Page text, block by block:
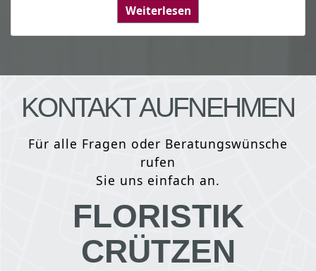
Weiterlesen
KONTAKT AUFNEHMEN
Für alle Fragen oder Beratungswünsche
rufen
Sie uns einfach an.
FLORISTIK
CRÜTZEN